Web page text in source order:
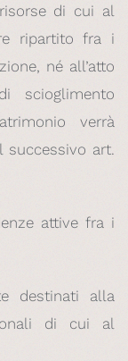
di cui al
ripartito fra i
né all’atto
scioglimento
verrà
art.
attive fra i
destinati alla
di cui al